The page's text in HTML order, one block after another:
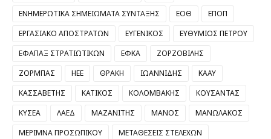
ΕΝΗΜΕΡΩΤΙΚΑ ΣΗΜΕΙΩΜΑΤΑ ΣΥΝΤΑΞΗΣ
ΕΟΘ
ΕΠΟΠ
ΕΡΓΑΣΙΑΚΟ ΑΠΟΣΤΡΑΤΩΝ
ΕΥΓΕΝΙΚΟΣ
ΕΥΘΥΜΙΟΣ ΠΕΤΡΟΥ
ΕΦΑΠΑΞ ΣΤΡΑΤΙΩΤΙΚΩΝ
ΕΦΚΑ
ΖΟΡΖΟΒΙΛΗΣ
ΖΟΡΜΠΑΣ
ΗΕΕ ΘΡΑΚΗ ΙΩΑΝΝΙΔΗΣ
ΚΑΑΥ
ΚΑΣΣΑΒΕΤΗΣ
ΚΑΤΙΚΟΣ ΚΟΛΟΜΒΑΚΗΣ
ΚΟΥΣΑΝΤΑΣ
ΚΥΣΕΑ
ΛΑΕΔ ΜΑΖΑΝΙΤΗΣ ΜΑΝΟΣ
ΜΑΝΩΛΑΚΟΣ
ΜΕΡΙΜΝΑ ΠΡΟΣΩΠΙΚΟΥ
ΜΕΤΑΘΕΣΕΙΣ ΣΤΕΛΕΧΩΝ